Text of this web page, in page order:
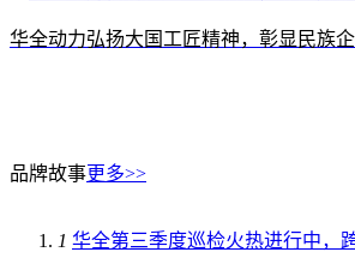
华全动力弘扬大国工匠精神，彰显民族
品牌故事更多>>
1 华全第三季度巡检火热进行中，